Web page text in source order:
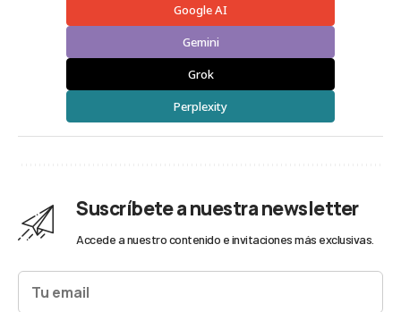
Google AI
Gemini
Grok
Perplexity
Suscríbete a nuestra newsletter
Accede a nuestro contenido e invitaciones más exclusivas.